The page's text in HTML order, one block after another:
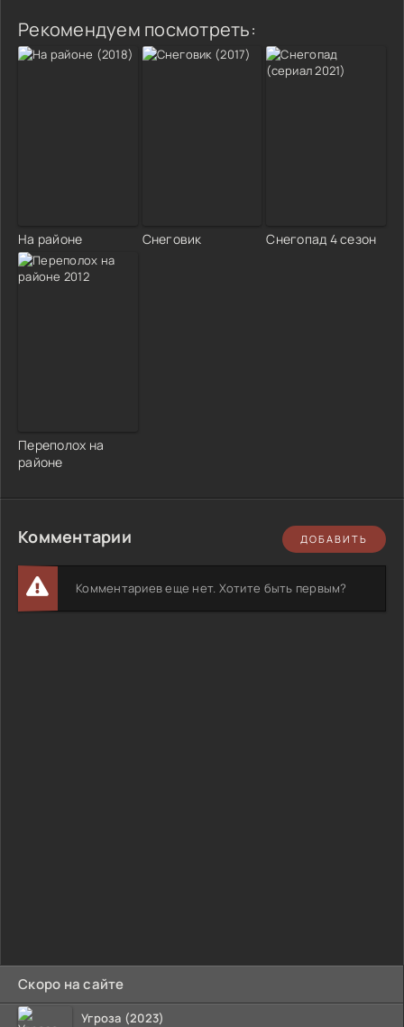
Скоро на сайте
Угроза (2023)
Рекомендуем посмотреть:
На районе Снеговик Снегопад 4 сезон
Переполох на
районе
Комментарии ДОБАВИТЬ
Комментариев еще нет. Хотите быть первым?